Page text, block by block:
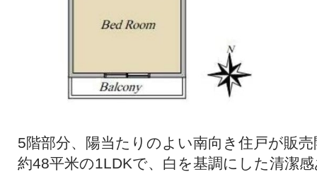
5階部分、陽当たりのよい南向き住戸が販
約48平米の1LDKで、白を基調にした清潔